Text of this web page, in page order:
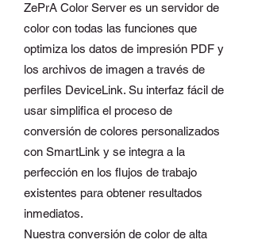
ZePrA Color Server es un servidor de
color con todas las funciones que
optimiza los datos de impresión PDF y
los archivos de imagen a través de
perfiles DeviceLink. Su interfaz fácil de
usar simplifica el proceso de
conversión de colores personalizados
con SmartLink y se integra a la
perfección en los flujos de trabajo
existentes para obtener resultados
inmediatos.
Nuestra conversión de color de alta